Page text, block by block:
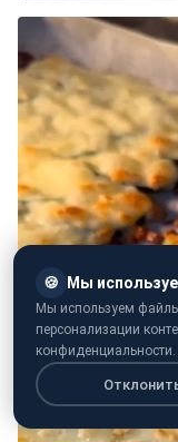
🍪 Мы
Мы используем
персонализации
конфиденциальности.